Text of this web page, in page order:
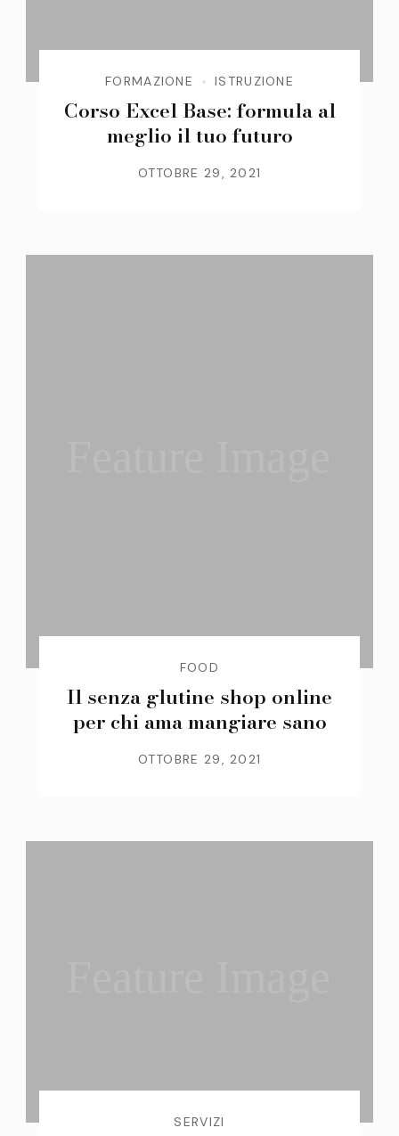
FORMAZIONE ISTRUZIONE
Corso Excel Base: formula al
meglio il tuo futuro
OTTOBRE 29, 2021
FOOD
Il senza glutine shop online
per chi ama mangiare sano
OTTOBRE 29, 2021
SERVIZI